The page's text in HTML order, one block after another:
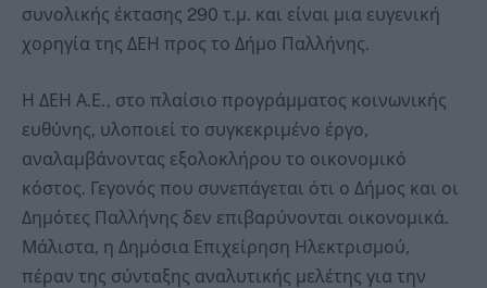
συνολικής έκτασης 290 τ.μ. και είναι μια ευγενική
χορηγία της ΔΕΗ προς το Δήμο Παλλήνης.
Η ΔΕΗ Α.Ε., στο πλαίσιο προγράμματος κοινωνικής
ευθύνης, υλοποιεί το συγκεκριμένο έργο,
αναλαμβάνοντας εξολοκλήρου το οικονομικό
κόστος. Γεγονός που συνεπάγεται ότι ο Δήμος και οι
Δημότες Παλλήνης δεν επιβαρύνονται οικονομικά.
Μάλιστα, η Δημόσια Επιχείρηση Ηλεκτρισμού,
πέραν της σύνταξης αναλυτικής μελέτης για την